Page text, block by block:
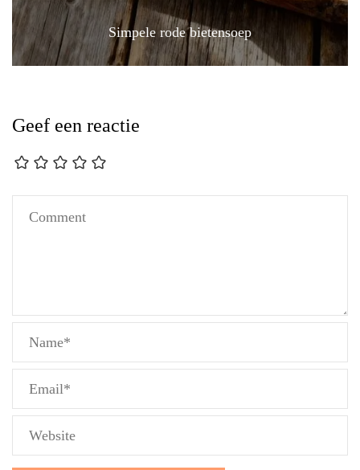
Simpele rode bietensoep
Geef een reactie